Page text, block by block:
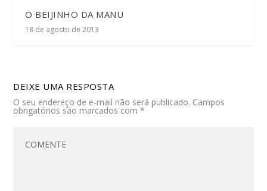
O BEIJINHO DA MANU
18 de agosto de 2013
DEIXE UMA RESPOSTA
O seu endereço de e-mail não será publicado. Campos
obrigatórios são marcados com*